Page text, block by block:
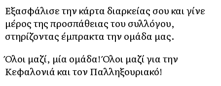
Εξασφάλισε την κάρτα διαρκείας σου και γίνε
μέρος της προσπάθειας του συλλόγου,
στηρίζοντας έμπρακτα την ομάδα μας.
Όλοι μαζί, μία ομάδα! Όλοι μαζί για την
Κεφαλονιά και τον Παλληξουριακό!